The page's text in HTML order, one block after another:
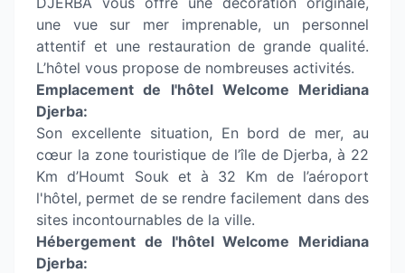
une vue sur mer imprenable, un personnel
attentif et une restauration de grande qualité.
L’hôtel vous propose de nombreuses activités.
Emplacement de l'hôtel Welcome Meridiana
Djerba:
Son excellente situation, En bord de mer, au
cœur la zone touristique de l’île de Djerba, à 22
Km d’Houmt Souk et à 32 Km de l’aéroport
l'hôtel, permet de se rendre facilement dans des
sites incontournables de la ville.
Hébergement de l'hôtel Welcome Meridiana
Djerba: